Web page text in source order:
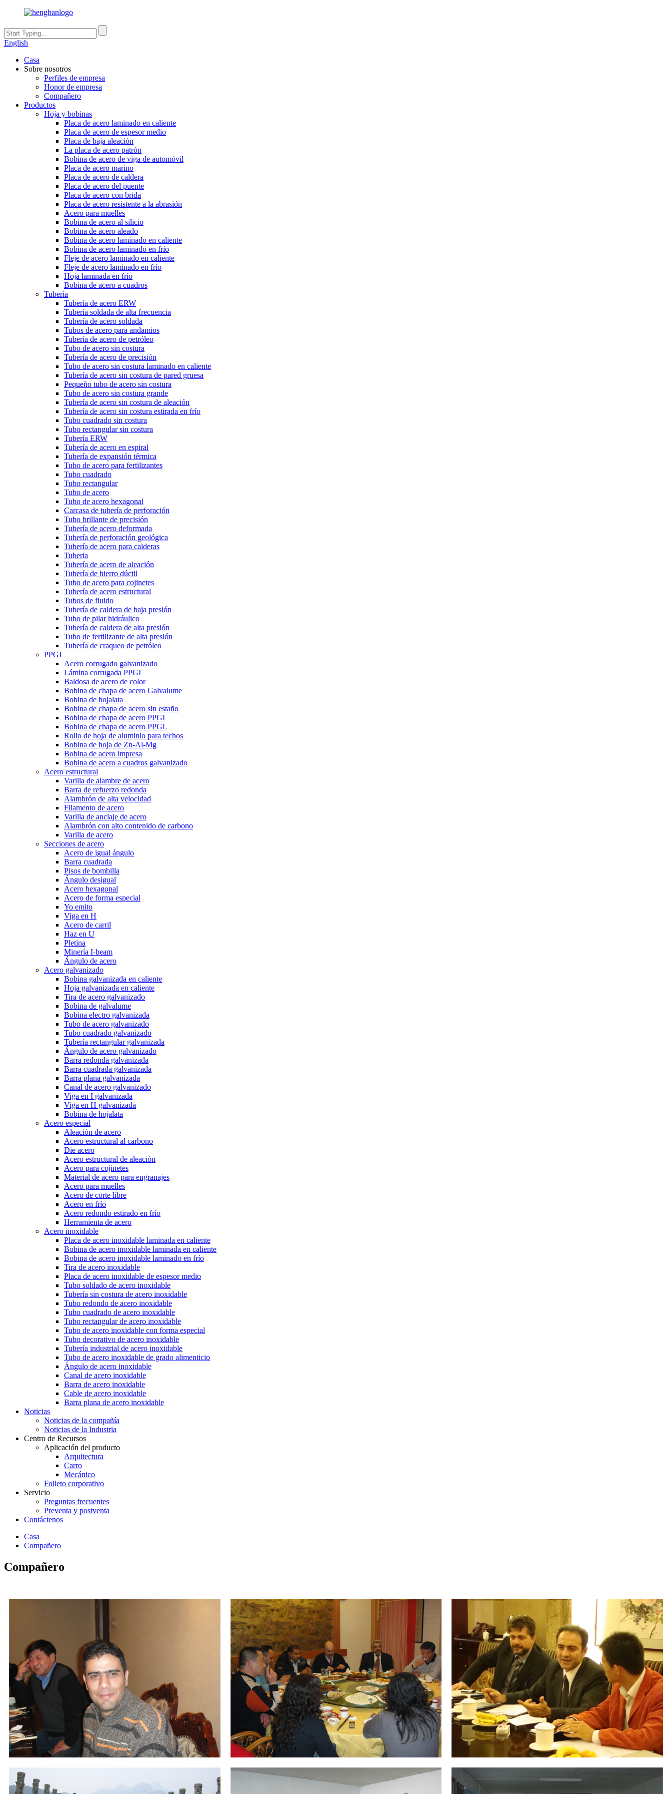
English
Casa
Sobre nosotros
Perfiles de empresa
Honor de empresa
Compañero
Productos
Hoja y bobinas
Placa de acero laminado en caliente
Placa de acero de espesor medio
Placa de baja aleación
La placa de acero patrón
Bobina de acero de viga de automóvil
Placa de acero marino
Placa de acero de caldera
Placa de acero del puente
Placa de acero con brida
Placa de acero resistente a la abrasión
Acero para muelles
Bobina de acero al silicio
Bobina de acero aleado
Bobina de acero laminado en caliente
Bobina de acero laminado en frío
Fleje de acero laminado en caliente
Fleje de acero laminado en frío
Hoja laminada en frío
Bobina de acero a cuadros
Tubería
Tubería de acero ERW
Tubería soldada de alta frecuencia
Tubería de acero soldada
Tubos de acero para andamios
Tubería de acero de petróleo
Tubo de acero sin costura
Tubería de acero de precisión
Tubo de acero sin costura laminado en caliente
Tubería de acero sin costura de pared gruesa
Pequeño tubo de acero sin costura
Tubo de acero sin costura grande
Tubería de acero sin costura de aleación
Tubería de acero sin costura estirada en frío
Tubo cuadrado sin costura
Tubo rectangular sin costura
Tubería ERW
Tubería de acero en espiral
Tubería de expansión térmica
Tubo de acero para fertilizantes
Tubo cuadrado
Tubo rectangular
Tubo de acero
Tubo de acero hexagonal
Carcasa de tubería de perforación
Tubo brillante de precisión
Tubería de acero deformada
Tubería de perforación geológica
Tubería de acero para calderas
Tuberia
Tubería de acero de aleación
Tubería de hierro dúctil
Tubo de acero para cojinetes
Tubería de acero estructural
Tubos de fluido
Tubería de caldera de baja presión
Tubo de pilar hidráulico
Tubería de caldera de alta presión
Tubo de fertilizante de alta presión
Tubería de craqueo de petróleo
PPGI
Acero corrugado galvanizado
Lámina corrugada PPGI
Baldosa de acero de color
Bobina de chapa de acero Galvalume
Bobina de hojalata
Bobina de chapa de acero sin estaño
Bobina de chapa de acero PPGI
Bobina de chapa de acero PPGL
Rollo de hoja de aluminio para techos
Bobina de hoja de Zn-Al-Mg
Bobina de acero impresa
Bobina de acero a cuadros galvanizado
Acero estructural
Varilla de alambre de acero
Barra de refuerzo redonda
Alambrón de alta velocidad
Filamento de acero
Varilla de anclaje de acero
Alambrón con alto contenido de carbono
Varilla de acero
Secciones de acero
Acero de igual ángulo
Barra cuadrada
Pisos de bombilla
Ángulo desigual
Acero hexagonal
Acero de forma especial
Yo emito
Viga en H
Acero de carril
Haz en U
Pletina
Minería I-beam
Ángulo de acero
Acero galvanizado
Bobina galvanizada en caliente
Hoja galvanizada en caliente
Tira de acero galvanizado
Bobina de galvalume
Bobina electro galvanizada
Tubo de acero galvanizado
Tubo cuadrado galvanizado
Tubería rectangular galvanizada
Ángulo de acero galvanizado
Barra redonda galvanizada
Barra cuadrada galvanizada
Barra plana galvanizada
Canal de acero galvanizado
Viga en I galvanizada
Viga en H galvanizada
Bobina de hojalata
Acero especial
Aleación de acero
Acero estructural al carbono
Die acero
Acero estructural de aleación
Acero para cojinetes
Material de acero para engranajes
Acero para muelles
Acero de corte libre
Acero en frío
Acero redondo estirado en frío
Herramienta de acero
Acero inoxidable
Placa de acero inoxidable laminada en caliente
Bobina de acero inoxidable laminada en caliente
Bobina de acero inoxidable laminado en frío
Tira de acero inoxidable
Placa de acero inoxidable de espesor medio
Tubo soldado de acero inoxidable
Tubería sin costura de acero inoxidable
Tubo redondo de acero inoxidable
Tubo cuadrado de acero inoxidable
Tubo rectangular de acero inoxidable
Tubo de acero inoxidable con forma especial
Tubo decorativo de acero inoxidable
Tubería industrial de acero inoxidable
Tubo de acero inoxidable de grado alimenticio
Ángulo de acero inoxidable
Canal de acero inoxidable
Barra de acero inoxidable
Cable de acero inoxidable
Barra plana de acero inoxidable
Noticias
Noticias de la compañía
Noticias de la Industria
Centro de Recursos
Aplicación del producto
Arquitectura
Carro
Mecánico
Folleto corporativo
Servicio
Preguntas frecuentes
Preventa y postventa
Contáctenos
Casa
Compañero
Compañero